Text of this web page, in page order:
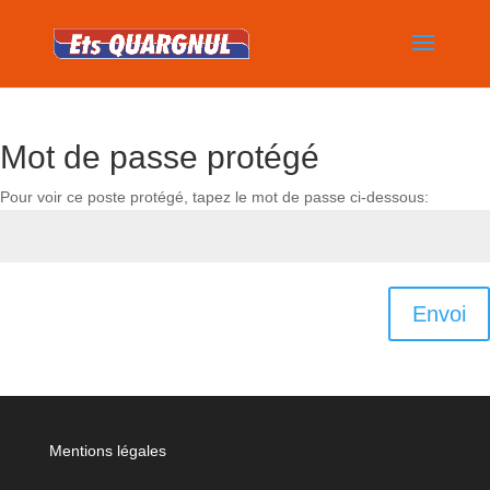
Mot de passe protégé
Pour voir ce poste protégé, tapez le mot de passe ci-dessous:
Envoi
Mentions légales